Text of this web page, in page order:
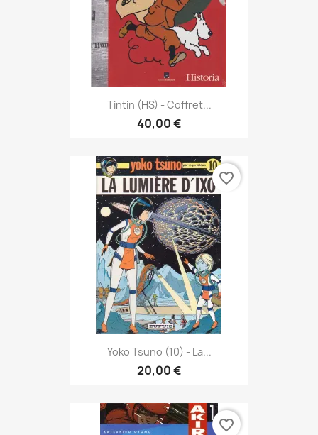
Tintin (HS) - Coffret...
40,00 €
Yoko Tsuno (10) - La...
20,00 €
favorite_border
favorite_border